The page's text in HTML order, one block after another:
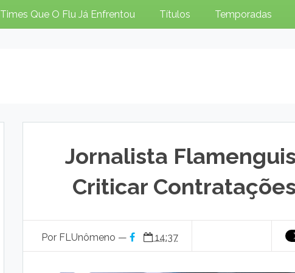
Times Que O Flu Já Enfrentou Títulos Temporadas
Jornalista
Criticar
Por FLUnômeno — 14:37